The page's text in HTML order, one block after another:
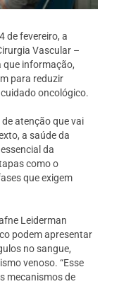
de fevereiro, a
Vascular –
que informação,
para reduzir
oncológico.
atenção que vai
a saúde da
da
como o
que exigem
Leiderman
podem apresentar
no sangue,
venoso. “Esse
mecanismos de